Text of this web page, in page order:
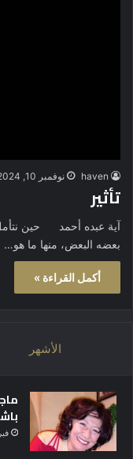
haven نوفمبر 10, 2024
تأثير
آية عبده أحمد حين
بعضه البعض، منها ما هو…
أكمل القراءة »
الأشهر